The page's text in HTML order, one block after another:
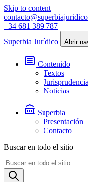
Skip to content
+34 681 389 787
Superbia Jurídico
Abrir
Contenido
Textos
Jurisprudencia
Noticias
Superbia
Presentación
Contacto
Buscar en todo el sitio